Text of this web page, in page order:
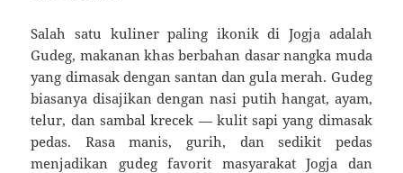
Salah satu kuliner paling ikonik di Jogja adalah
Gudeg, makanan khas berbahan dasar nangka muda
yang dimasak dengan santan dan gula merah. Gudeg
biasanya disajikan dengan nasi putih hangat, ayam,
telur, dan sambal krecek — kulit sapi yang dimasak
pedas. Rasa manis, gurih, dan sedikit pedas
menjadikan gudeg favorit masyarakat Jogja dan